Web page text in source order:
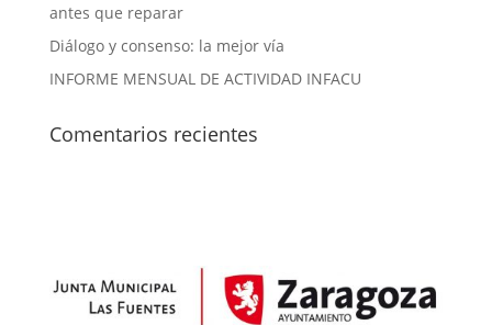
antes que reparar
Diálogo y consenso: la mejor vía
INFORME MENSUAL DE ACTIVIDAD INFACU
Comentarios recientes